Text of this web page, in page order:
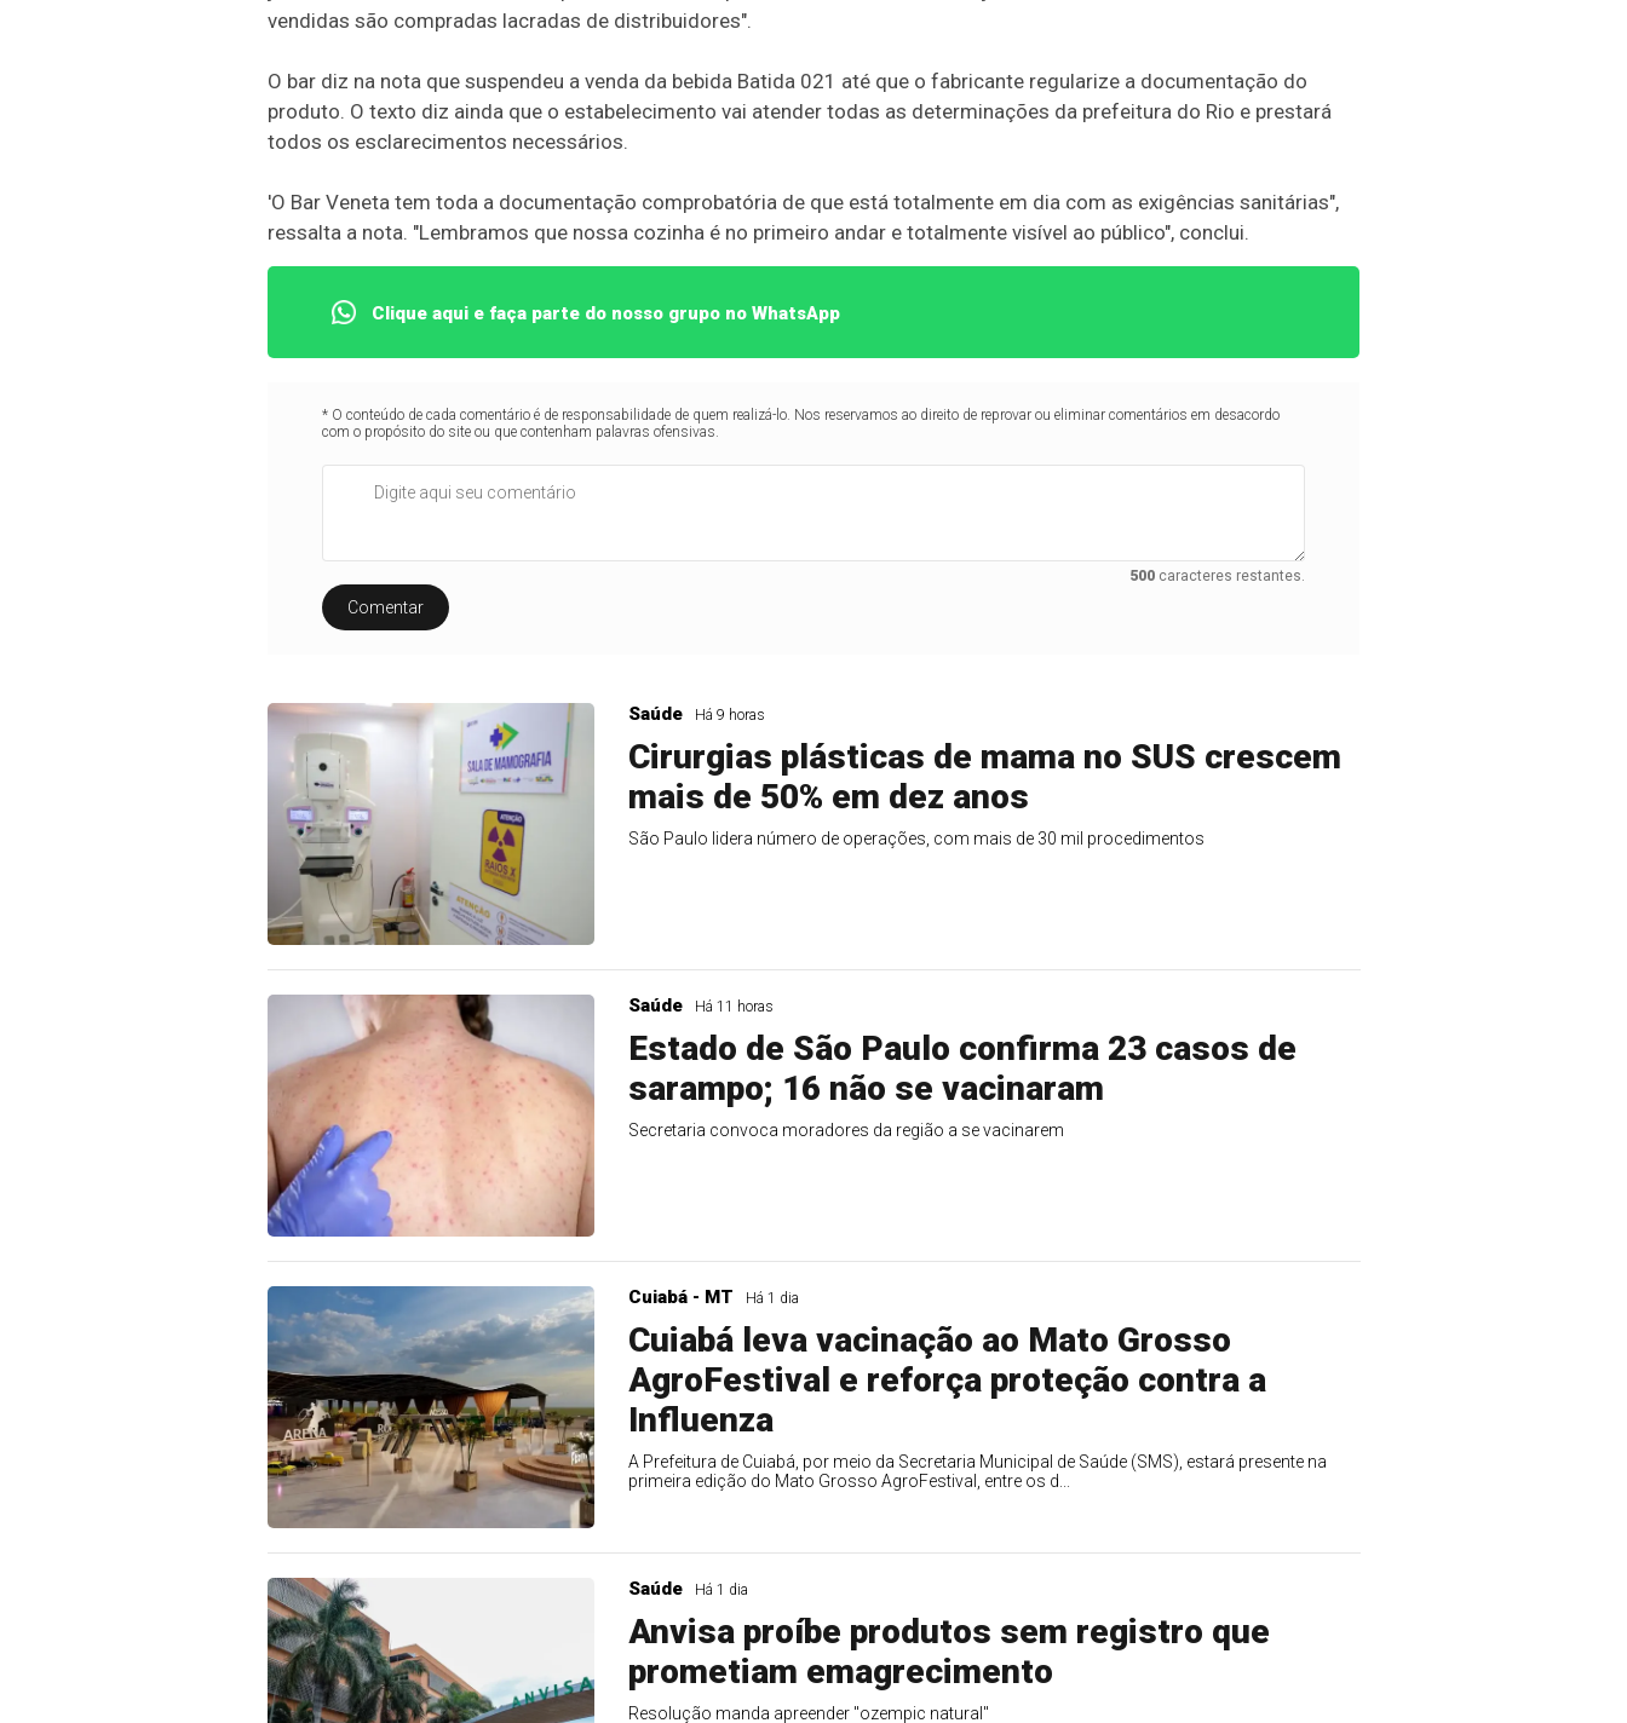
vendidas são compradas lacradas de distribuidores".
O bar diz na nota que suspendeu a venda da bebida Batida 021 até que o fabricante regularize a documentação do
produto. O texto diz ainda que o estabelecimento vai atender todas as determinações da prefeitura do Rio e prestará
todos os esclarecimentos necessários.
'O Bar Veneta tem toda a documentação comprobatória de que está totalmente em dia com as exigências sanitárias",
ressalta a nota. "Lembramos que nossa cozinha é no primeiro andar e totalmente visível ao público", conclui.
Clique aqui e faça parte do nosso grupo no WhatsApp
* O conteúdo de cada comentário é de responsabilidade de quem realizá-lo. Nos reservamos ao direito de reprovar ou eliminar comentários em desacordo
com o propósito do site ou que contenham palavras ofensivas.
500 caracteres restantes.
Comentar
Saúde Há 9 horas
Cirurgias plásticas de mama no SUS crescem
mais de 50% em dez anos
São Paulo lidera número de operações, com mais de 30 mil procedimentos
Saúde Há 11 horas
Estado de São Paulo confirma 23 casos de
sarampo; 16 não se vacinaram
Secretaria convoca moradores da região a se vacinarem
Cuiabá - MT Há 1 dia
Cuiabá leva vacinação ao Mato Grosso
AgroFestival e reforça proteção contra a
Influenza
A Prefeitura de Cuiabá, por meio da Secretaria Municipal de Saúde (SMS), estará presente na
primeira edição do Mato Grosso AgroFestival, entre os d...
Saúde Há 1 dia
Anvisa proíbe produtos sem registro que
prometiam emagrecimento
Resolução manda apreender "ozempic natural"